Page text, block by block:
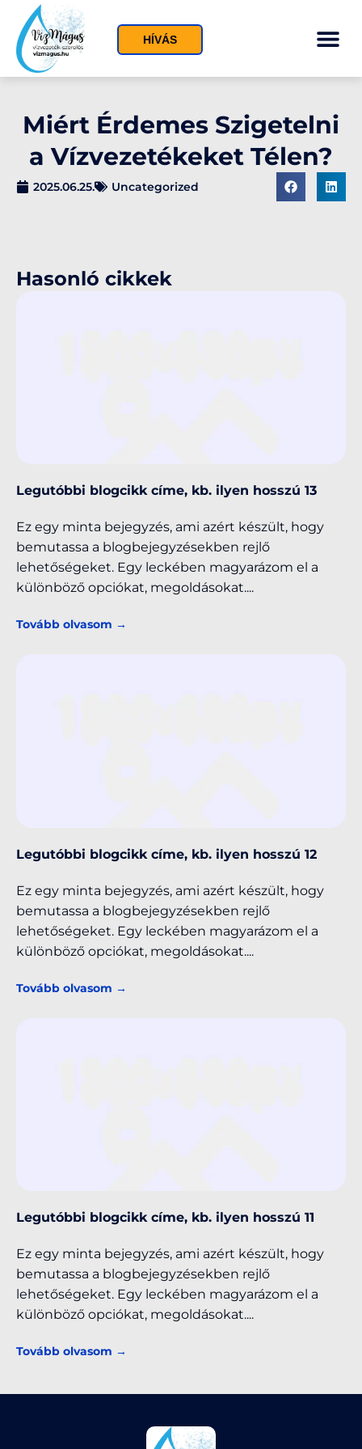
HÍVÁS
Miért Érdemes Szigetelni
a Vízvezetékeket Télen?
2025.06.25. Uncategorized
Hasonló cikkek
Legutóbbi blogcikk címe, kb. ilyen hosszú 13
Ez egy minta bejegyzés, ami azért készült, hogy
bemutassa a blogbejegyzésekben rejlő
lehetőségeket. Egy leckében magyarázom el a
különböző opciókat, megoldásokat.
Tovább olvasom →
Legutóbbi blogcikk címe, kb. ilyen hosszú 12
Ez egy minta bejegyzés, ami azért készült, hogy
bemutassa a blogbejegyzésekben rejlő
lehetőségeket. Egy leckében magyarázom el a
különböző opciókat, megoldásokat.
Tovább olvasom →
Legutóbbi blogcikk címe, kb. ilyen hosszú 11
Ez egy minta bejegyzés, ami azért készült, hogy
bemutassa a blogbejegyzésekben rejlő
lehetőségeket. Egy leckében magyarázom el a
különböző opciókat, megoldásokat.
Tovább olvasom →